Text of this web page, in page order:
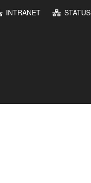
STATUS
INTRANET